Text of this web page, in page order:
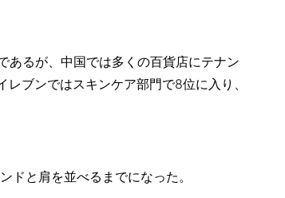
あるが、中国では多くの百貨店にテナン
ブンではスキンケア部門で8位に入り、
ドと肩を並べるまでになった。